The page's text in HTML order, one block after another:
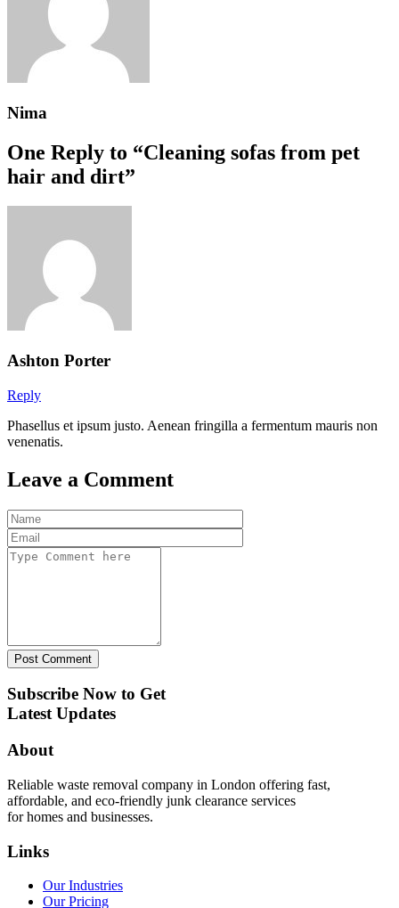
Nima
One Reply to “Cleaning sofas from pet
hair and dirt”
Ashton Porter
Reply
Phasellus et ipsum justo. Aenean fringilla a fermentum mauris non
venenatis.
Leave a Comment
Post Comment
Subscribe Now to Get
Latest Updates
About
Reliable waste removal company in London offering fast,
affordable, and eco-friendly junk clearance services
for homes and businesses.
Links
Our Industries
Our Pricing